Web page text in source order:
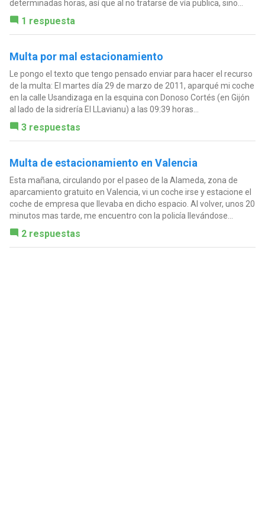
determinadas horas, así que al no tratarse de vía publica, sino...
1 respuesta
Multa por mal estacionamiento
Le pongo el texto que tengo pensado enviar para hacer el recurso
de la multa: El martes día 29 de marzo de 2011, aparqué mi coche
en la calle Usandizaga en la esquina con Donoso Cortés (en Gijón
al lado de la sidrería El LLavianu) a las 09:39 horas...
3 respuestas
Multa de estacionamiento en Valencia
Esta mañana, circulando por el paseo de la Alameda, zona de
aparcamiento gratuito en Valencia, vi un coche irse y estacione el
coche de empresa que llevaba en dicho espacio. Al volver, unos 20
minutos mas tarde, me encuentro con la policía llevándose...
2 respuestas